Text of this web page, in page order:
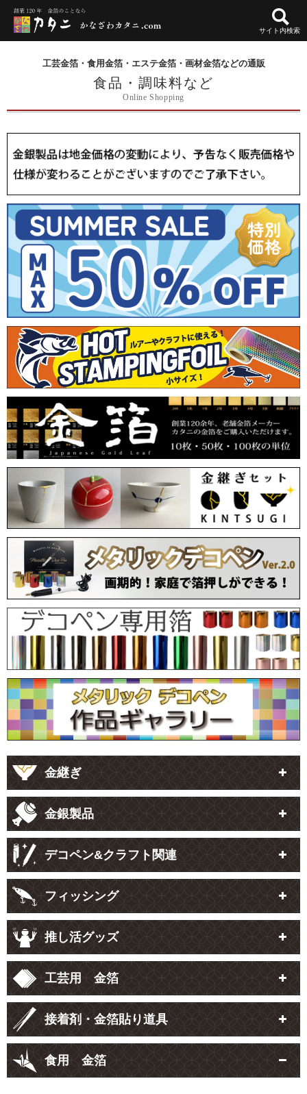
サイト内検索
工芸金箔・食用金箔・エステ金箔・画材金箔などの通販
食品・調味料など
Online Shopping
金継ぎ
金銀製品
デコペン&クラフト関連
フィッシング
推し活グッズ
工芸用 金箔
接着剤・金箔貼り道具
食用 金箔